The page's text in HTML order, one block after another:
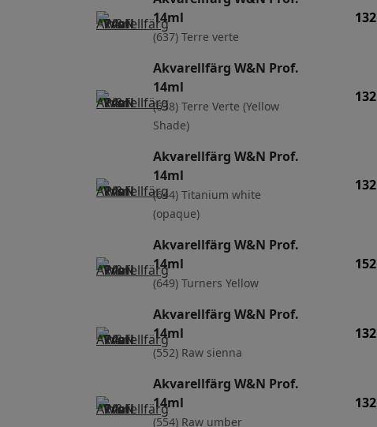
14ml
(637) Terre verte
132
Akvarellfärg W&N Prof.
14ml
(638) Terre Verte (Yellow
Shade)
132
Akvarellfärg W&N Prof.
14ml
(644) Titanium white
(opaque)
132
Akvarellfärg W&N Prof.
14ml
(649) Turners Yellow
152
Akvarellfärg W&N Prof.
14ml
(552) Raw sienna
132
Akvarellfärg W&N Prof.
14ml
(554) Raw umber
132